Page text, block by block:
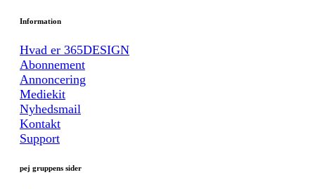
Information
Hvad er 365DESIGN
Abonnement
Annoncering
Mediekit
Nyhedsmail
Kontakt
Support
pej gruppens sider